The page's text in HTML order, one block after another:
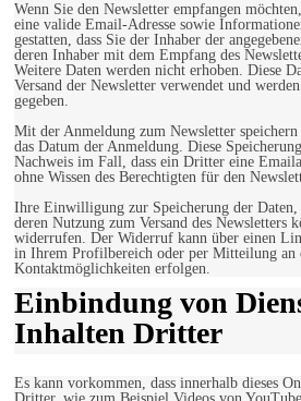
Wenn Sie den Newsletter empfangen
eine valide Email-Adresse sowie
gestatten, dass Sie der Inhaber der
deren Inhaber mit dem Empfang des
Weitere Daten werden nicht erhoben. Diese
Versand der Newsletter verwendet und
gegeben.
Mit der Anmeldung zum Newsletter
das Datum der Anmeldung. Diese
Nachweis im Fall, dass ein Dritter eine
ohne Wissen des Berechtigten für den
Ihre Einwilligung zur Speicherung der
deren Nutzung zum Versand des Newsletters
widerrufen. Der Widerruf kann über einen
in Ihrem Profilbereich oder per Mitteilung an
Kontaktmöglichkeiten erfolgen.
Einbindung von
Inhalten Dritter
Es kann vorkommen, dass innerhalb dieses